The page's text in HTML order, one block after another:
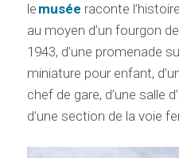
le musée raconte
au moyen d’un fourgon
1943, d’une promenade
miniature pour enfant,
chef de gare, d’une salle
d’une section de la voie